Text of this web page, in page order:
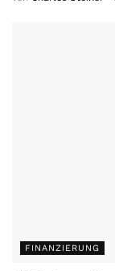
FINANZIERUNG